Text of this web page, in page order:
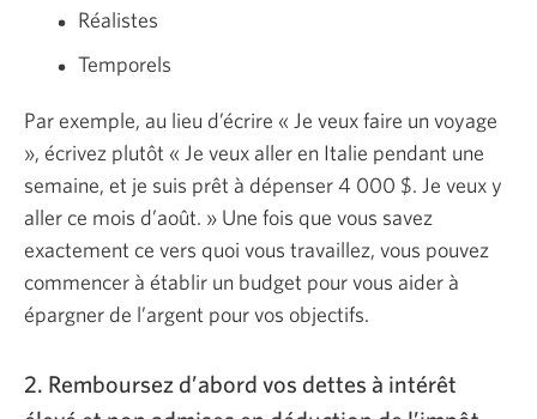
Réalistes
Temporels
Par exemple, au lieu d’écrire « Je veux faire un voyage
», écrivez plutôt « Je veux aller en Italie pendant une
semaine, et je suis prêt à dépenser4 000 $. Je veux y
aller ce mois d’août. » Une fois que vous savez
exactement ce vers quoi vous travaillez, vous pouvez
commencer à établir un budget pour vous aider à
épargner de l’argent pour vos objectifs.
2. Remboursez d’abord vos dettes à intérêt